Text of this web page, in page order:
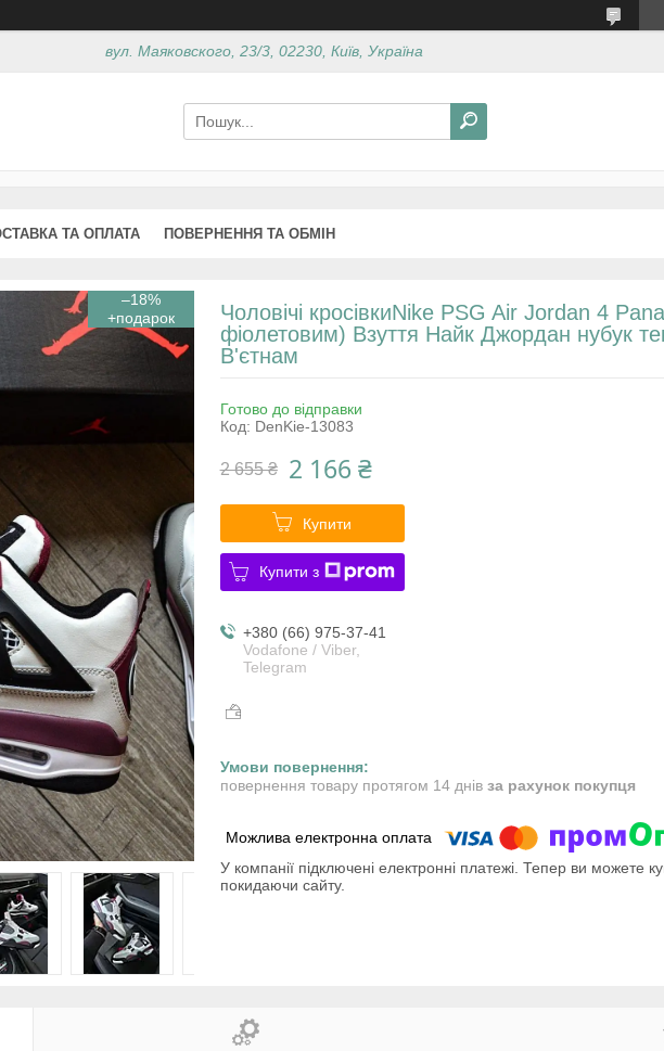
вул. Маяковского, 23/3, 02230, Київ, Україна
ТА ОПЛАТА ПОВЕРНЕННЯ ТА ОБМІН
–18%
Чоловічі кросівкиNike PSG Air Jordan 4
фіолетовим) Взуття Найк Джордан нубук
В'єтнам
Готово до відправки
Код: DenKie-13083
2 655 ₴ 2 166 ₴
Купити
Купити з
+380 (66) 975-37-41
Vodafone / Viber,
Telegram
повернення товару протягом 14 днів за рахунок покупця
У компанії підключені електронні платежі. Тепер ви можете
покидаючи сайту.